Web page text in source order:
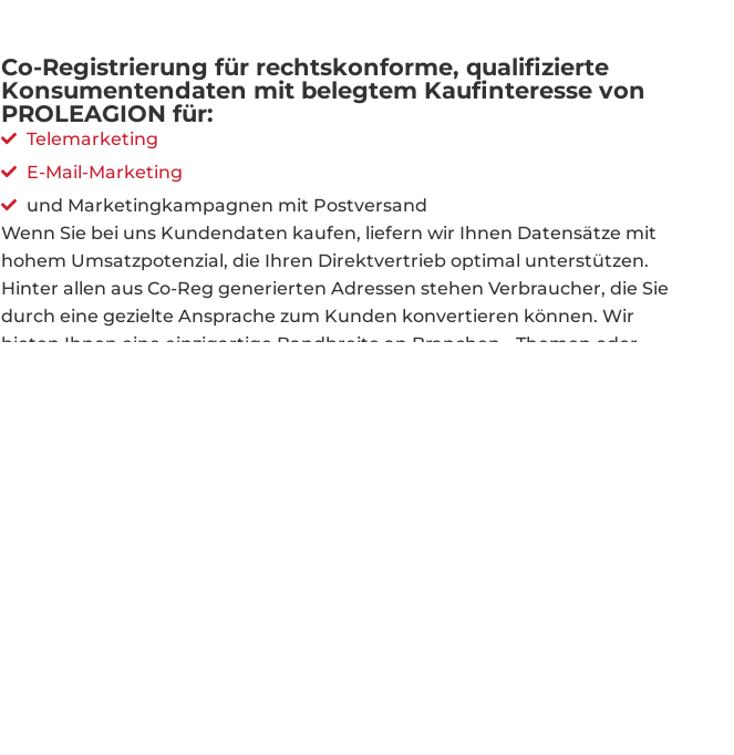
Co-Registrierung für rechtskonforme, qualifizierte
Konsumentendaten mit belegtem Kaufinteresse von
PROLEAGION für:
Telemarketing
E-Mail-Marketing
und Marketingkampagnen mit Postversand
Wenn Sie bei uns Kundendaten kaufen, liefern wir Ihnen Datensätze mit
hohem Umsatzpotenzial, die Ihren Direktvertrieb optimal unterstützen.
Hinter allen aus Co-Reg generierten Adressen stehen Verbraucher, die Sie
durch eine gezielte Ansprache zum Kunden konvertieren können. Wir
bieten Ihnen eine einzigartige Bandbreite an Branchen-, Themen oder